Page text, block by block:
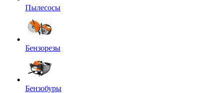
Пылесосы
Бензорезы
Бензобуры